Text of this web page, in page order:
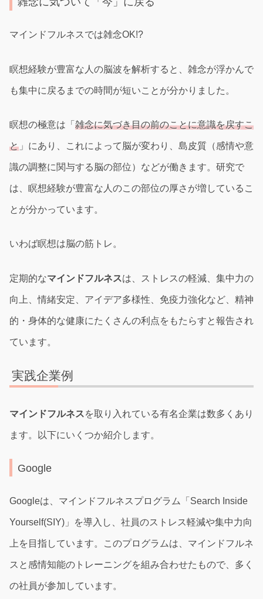
マインドフルネスでは雑念OK!?
瞑想経験が豊富な人の脳波を解析すると、雑念が浮かんで
も集中に戻るまでの時間が短いことが分かりました。
瞑想の極意は「 雑念に気づき目の前のことに意識を戻すこ
と 」にあり、これによって脳が変わり、島皮質（感情や意
識の調整に関与する脳の部位）などが働きます。研究で
は、瞑想経験が豊富な人のこの部位の厚さが増しているこ
とが分かっています。
いわば瞑想は脳の筋トレ。
定期的なマインドフルネスは、ストレスの軽減、集中力の
向上、情緒安定、アイデア多様性、免疫力強化など、精神
的・身体的な健康にたくさんの利点をもたらすと報告され
ています。
実践企業例
マインドフルネスを取り入れている有名企業は数多くあり
ます。以下にいくつか紹介します。
Google
Googleは、マインドフルネスプログラム「Search Inside
Yourself(SIY)」を導入し、社員のストレス軽減や集中力向
上を目指しています。このプログラムは、マインドフルネ
スと感情知能のトレーニングを組み合わせたもので、多く
の社員が参加しています。